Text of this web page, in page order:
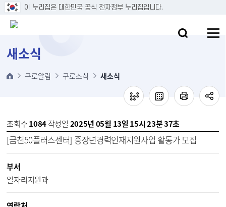
본문 바로가기
이 누리집은 대한민국 공식 전자정부 누리집입니다.
새소식
구로알림 구로소식 새소식
조회수1084작성일 2025년 05월 13일 15시 23분 37초
[금천50플러스센터] 중장년경력인재지원사업 활동가 모집
부서
일자리지원과